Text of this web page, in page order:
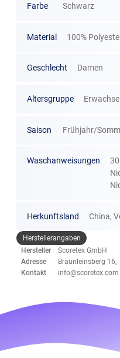
Farbe Schwarz
Material 100%
Geschlecht Damen
Altersgruppe
Saison Frühjahr/
Waschanweisungen
Herkunftsland China,
Herstellerangaben
Hersteller
Scoretex GmbH
Adresse
Bräunleinsberg
Kontakt
info@scoretex.com